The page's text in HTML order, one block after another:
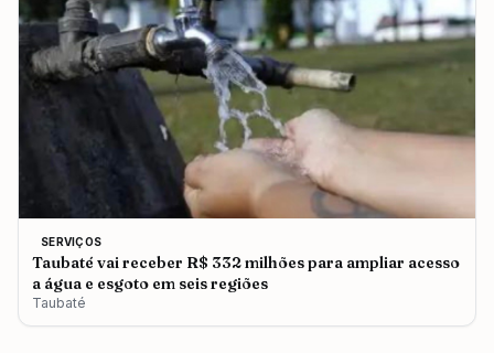
SERVIÇOS
Taubaté vai receber R$ 332 milhões para ampliar acesso
a água e esgoto em seis regiões
Taubaté